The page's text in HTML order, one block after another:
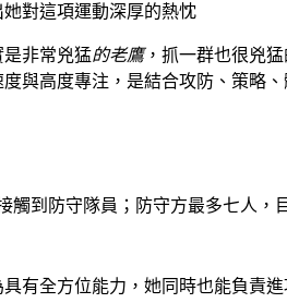
對這項運動深厚的熱忱
非常兇猛的老鷹，抓一群也很兇猛
與高度專注，是結合攻防、策略、
觸到防守隊員；防守方最多七人，
有全方位能力，她同時也能負責